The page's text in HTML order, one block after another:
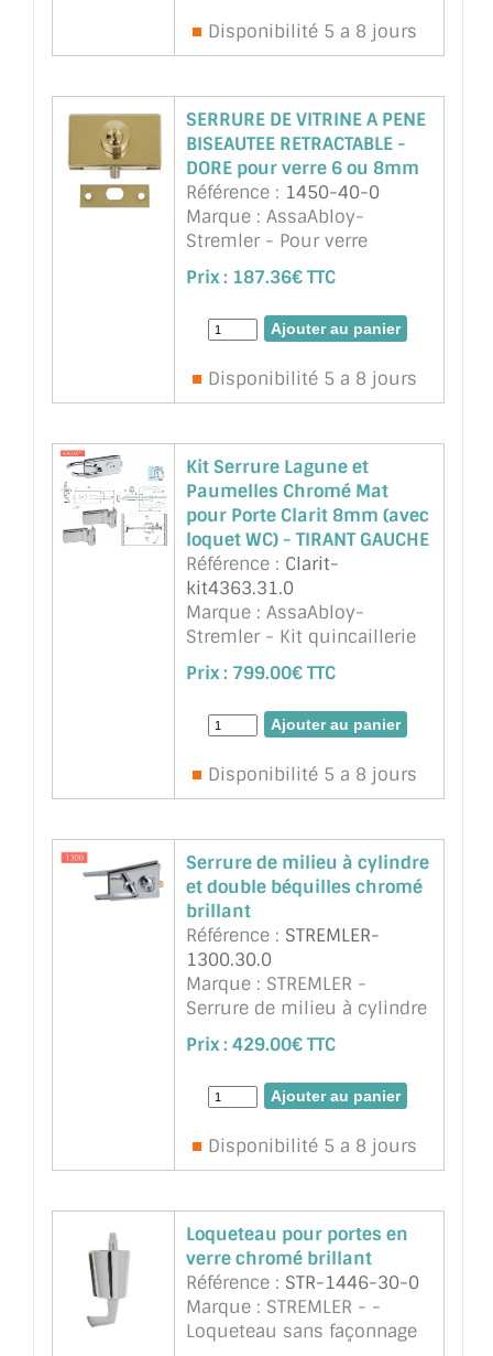
Disponibilité 5 a 8 jours
SERRURE DE VITRINE A PENE
BISEAUTEE RETRACTABLE -
DORE pour verre 6 ou 8mm
Référence : 1450-40-0
Marque : AssaAbloy-
Stremler - Pour verre
trempé 6 ou 8mm. Existe en
chromé brillant, mat ou
doré.
Prix : 187.36€ TTC
Disponibilité 5 a 8 jours
Kit Serrure Lagune et
Paumelles Chromé Mat
pour Porte Clarit 8mm (avec
loquet WC) - TIRANT GAUCHE
Référence : Clarit-
kit4363.31.0
Marque : AssaAbloy-
Stremler - Kit quincaillerie
Lagune chromé mat pour
Porte Clarit épaisseur 8mm
sécurit , ref 4363.31.0EGT.
Comprends une serrure
bain) et 2 paumelles
4203.31 (mat ...suite
Prix : 799.00€ TTC
Disponibilité 5 a 8 jours
Serrure de milieu à cylindre
et double béquilles chromé
brillant
Référence : STREMLER-
1300.30.0
Marque : STREMLER -
Serrure de milieu à cylindre
et double béquilles chromé
brillant pour verre sécurit
de 8 à 10mm. Existe en Mat
et laiton poli. Encoche dans
Prix : 429.00€ TTC
Disponibilité 5 a 8 jours
Loqueteau pour portes en
verre chromé brillant
Référence : STR-1446-30-0
Marque : STREMLER - -
Loqueteau sans façonnage